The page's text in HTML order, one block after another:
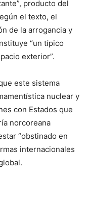
producto del
el texto, el
de la arrogancia y
“un típico
exterior”.
este sistema
nuclear y
con Estados que
norcoreana
“obstinado en
internacionales